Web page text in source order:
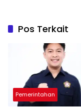
Pos Terkait
Pemerintahan